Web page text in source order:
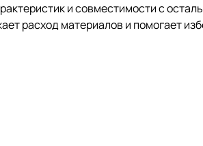
и совместимости с
расход материалов и помогает